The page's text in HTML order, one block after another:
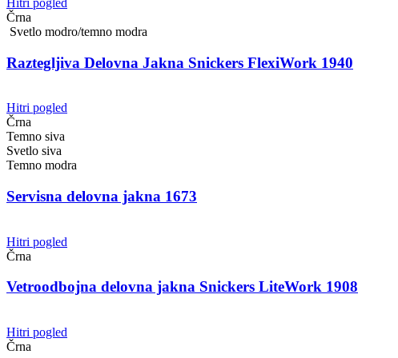
Črna
Svetlo modro/temno modra
Raztegljiva Delovna Jakna Snickers FlexiWork 1940
Hitri pogled
Črna
Temno siva
Svetlo siva
Temno modra
Servisna delovna jakna 1673
Hitri pogled
Črna
Vetroodbojna delovna jakna Snickers LiteWork 1908
Hitri pogled
Črna